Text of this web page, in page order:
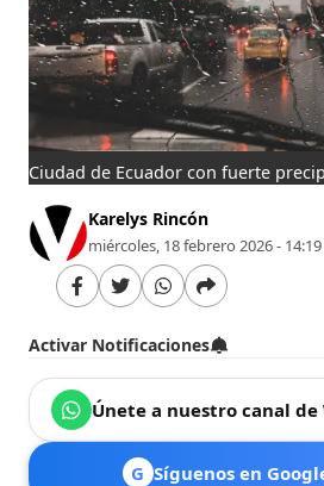
Ciudad de Ecuador con fuerte
Karelys Rincón
miércoles, 18 febrero 2026 - 14:19
Activar Notificaciones
Únete a nuestro canal de
G Síguenos en